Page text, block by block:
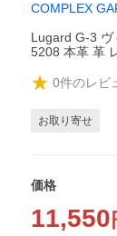
COMPLEX
Lugard G-3 ヴ
5208 本革 革
0件のレビ
お取り寄せ
価格
11,550